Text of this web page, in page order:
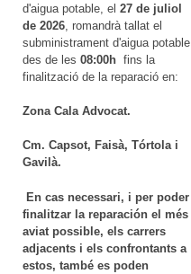
d'aigua potable, el 27 de juliol
de 2026 , romandrà tallat el
subministrament d'aigua potable
des de les 08:00h fins la
finalització de la reparació en:
Zona Cala Advocat.
Cm. Capsot, Faisà, Tórtola i
Gavilà.
En cas necessari, i per poder
finalitzar la reparación el més
aviat possible, els carrers
adjacents i els confrontants a
estos, també es poden